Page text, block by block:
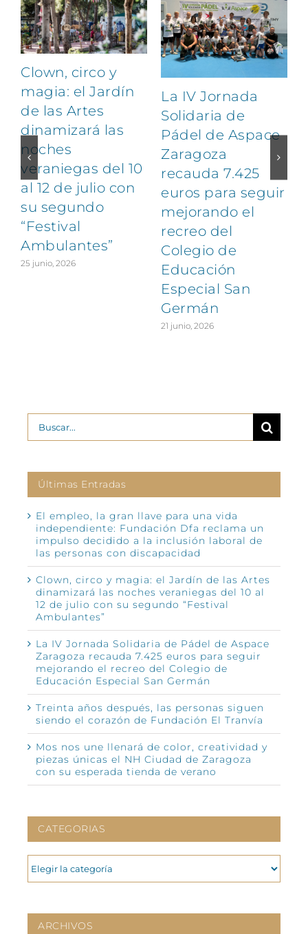
Clown, circo y
magia: el Jardín
de las Artes
dinamizará las
noches
veraniegas del 10
al 12 de julio con
su segundo
“Festival
Ambulantes”
25 junio, 2026
La IV Jornada
Solidaria de
Pádel de Aspace
Zaragoza
recauda 7.425
euros para seguir
mejorando el
recreo del
Colegio de
Educación
Especial San
Germán
21 junio, 2026
Buscar:
Últimas Entradas
El empleo, la gran llave para una vida
independiente: Fundación Dfa reclama un
impulso decidido a la inclusión laboral de
las personas con discapacidad
Clown, circo y magia: el Jardín de las Artes
dinamizará las noches veraniegas del 10 al
12 de julio con su segundo “Festival
Ambulantes”
La IV Jornada Solidaria de Pádel de Aspace
Zaragoza recauda 7.425 euros para seguir
mejorando el recreo del Colegio de
Educación Especial San Germán
Treinta años después, las personas siguen
siendo el corazón de Fundación El Tranvía
Mos nos une llenará de color, creatividad y
piezas únicas el NH Ciudad de Zaragoza
con su esperada tienda de verano
CATEGORIAS
CATEGORIAS
ARCHIVOS